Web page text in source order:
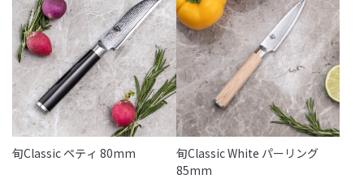
旬Classic ペティ 80mm
旬Classic White パーリング
85mm